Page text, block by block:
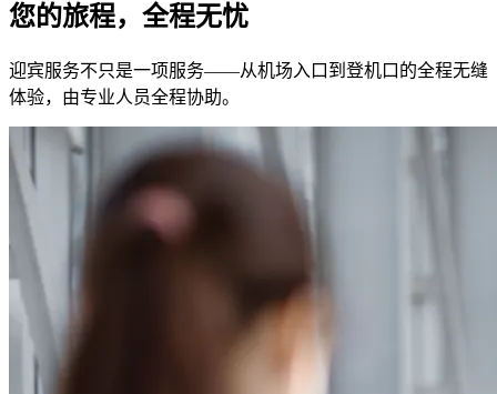
您的旅程，全程无忧
迎宾服务不只是一项服务——从机场入口到登机口的全程无缝
体验，由专业人员全程协助。